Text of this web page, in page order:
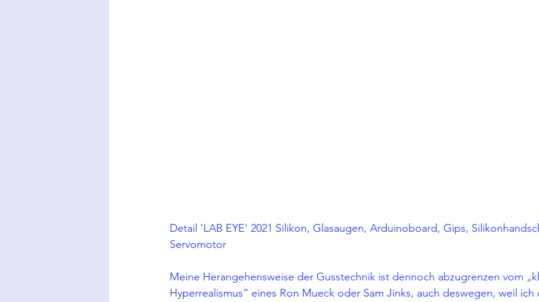
Detail 'LAB EYE' 2021 Silikon, Glasaugen, Arduinoboard, Gips,
Servomotor
Meine Herangehensweise der Gusstechnik ist dennoch abzugrenzen vom
Hyperrealismus“ eines Ron Mueck oder Sam Jinks, auch deswegen, weil